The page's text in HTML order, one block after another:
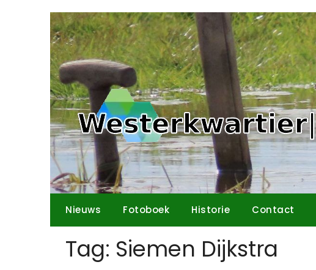
Nieuws Fotoboek Historie Contact
Tag: Siemen Dijkstra